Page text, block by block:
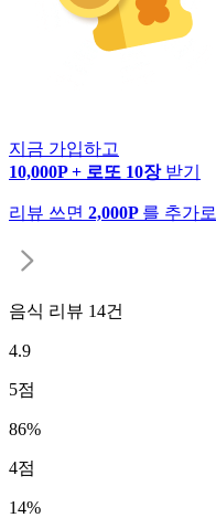
지금 가입하고
10,000P + 로또 10장 받기
리뷰 쓰면 2,000P 를 추가
음식 리뷰 14건
4.9
5점
86%
4점
14%